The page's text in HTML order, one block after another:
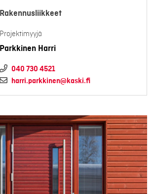
Rakennusliikkeet
Projektimyyjä
Parkkinen Harri
040 730 4521
harri.parkkinen@kaski.fi